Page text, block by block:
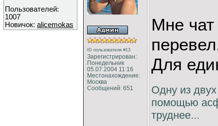
Пользователей:
1007
Новичок: alicemokas
ID пользователя #13
Зарегистрирован:
Понедельник
05.07.2004 11:16
Местонахождение:
Москва
Сообщений: 651
Мне
Для
Одну из
помощью
труднее...